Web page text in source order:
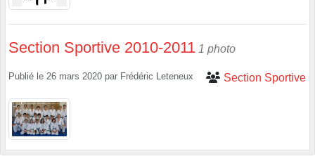
Section Sportive 2010-2011 1 photo
Section Sportive
Publié le 26 mars 2020 par Frédéric Leteneux